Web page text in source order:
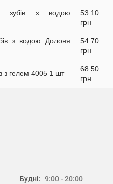
зубів з водою
53.10
грн
з водою Долоня
54.70
грн
з гелем 4005 1 шт
68.50
грн
Будні: 9:00 - 20:00